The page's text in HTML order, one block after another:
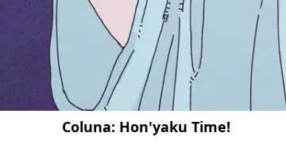
Coluna: Hon'yaku Time!